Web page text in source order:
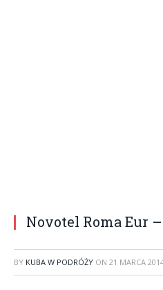
Novotel Roma Eur
BY KUBA W PODRÓŻY ON 21 MARCA